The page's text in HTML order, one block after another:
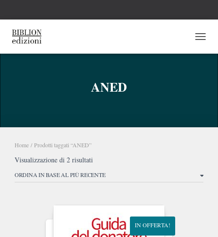
ANED
Home / Prodotti taggati “ANED”
Visualizzazione di 2 risultati
base
IN OFFERTA!